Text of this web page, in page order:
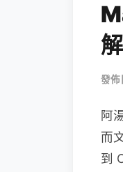
發
阿
而
到